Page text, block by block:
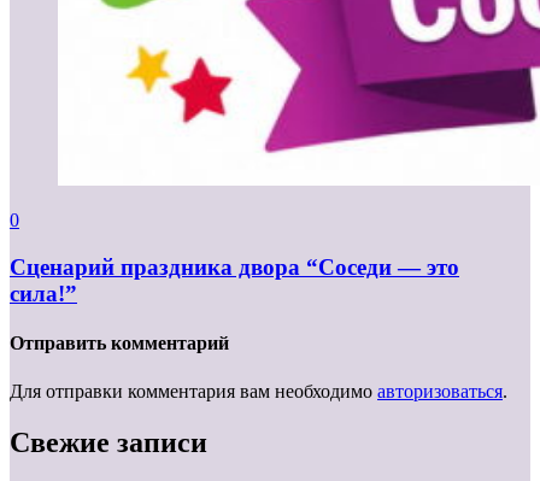
0
Сценарий праздника двора “Соседи — это
сила!”
Отправить комментарий
Для отправки комментария вам необходимо авторизоваться.
Свежие записи